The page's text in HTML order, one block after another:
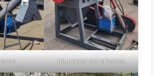
triturador de plástico